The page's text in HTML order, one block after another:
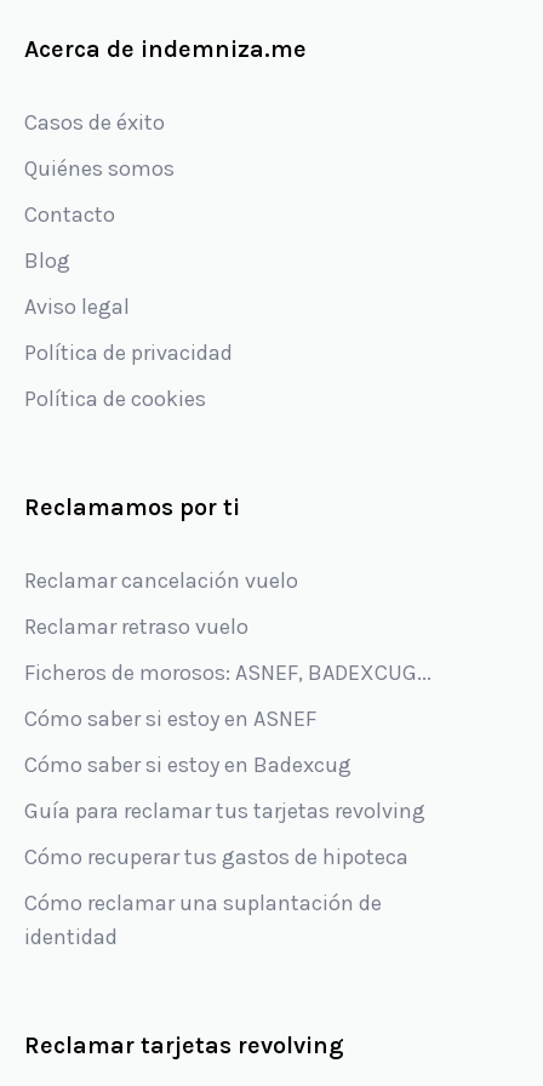
Acerca de indemniza.me
Casos de éxito
Quiénes somos
Contacto
Blog
Aviso legal
Política de privacidad
Política de cookies
Reclamamos por ti
Reclamar cancelación vuelo
Reclamar retraso vuelo
Ficheros de morosos: ASNEF, BADEXCUG...
Cómo saber si estoy en ASNEF
Cómo saber si estoy en Badexcug
Guía para reclamar tus tarjetas revolving
Cómo recuperar tus gastos de hipoteca
Cómo reclamar una suplantación de
identidad
Reclamar tarjetas revolving